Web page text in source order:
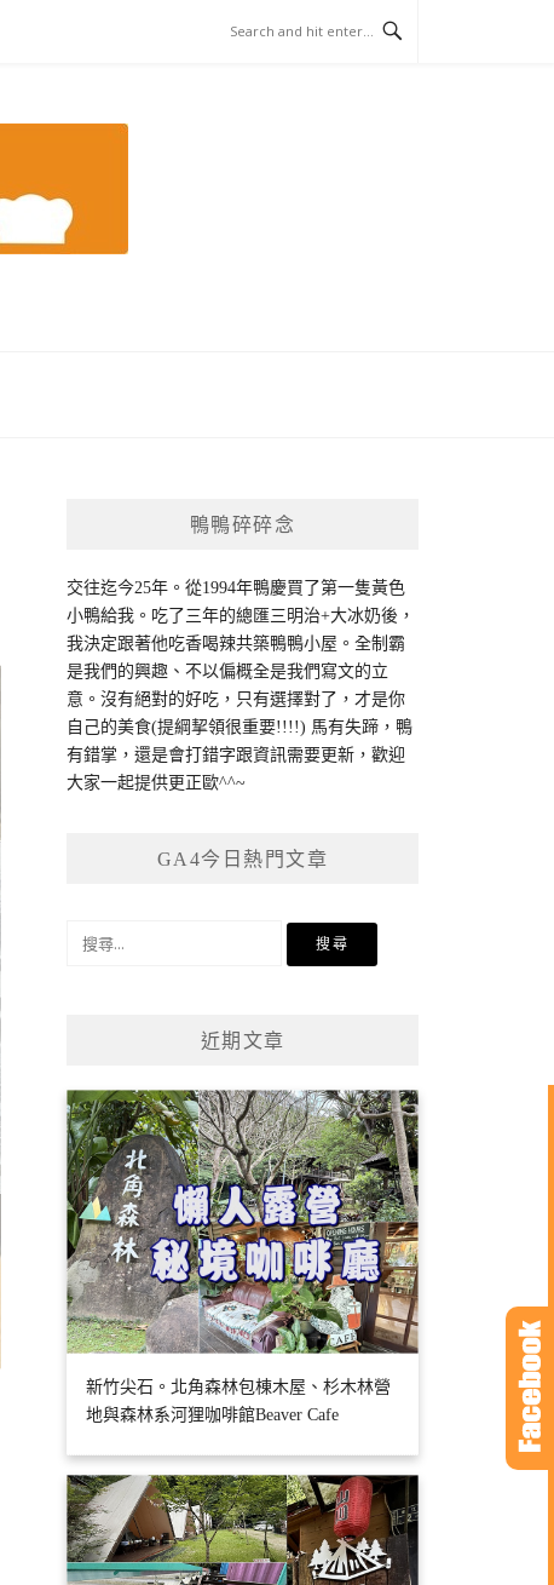
鴨鴨碎碎念
交往迄今25年。從1994年鴨慶買了第一隻黃色
小鴨給我。吃了三年的總匯三明治+大冰奶後，
我決定跟著他吃香喝辣共築鴨鴨小屋。全制霸
是我們的興趣、不以偏概全是我們寫文的立
意。沒有絕對的好吃，只有選擇對了，才是你
自己的美食(提綱挈領很重要!!!!) 馬有失蹄，鴨
有錯掌，還是會打錯字跟資訊需要更新，歡迎
大家一起提供更正歐^^~
GA4今日熱門文章
近期文章
新竹尖石。北角森林包棟木屋、杉木林營
地與森林系河狸咖啡館Beaver Cafe